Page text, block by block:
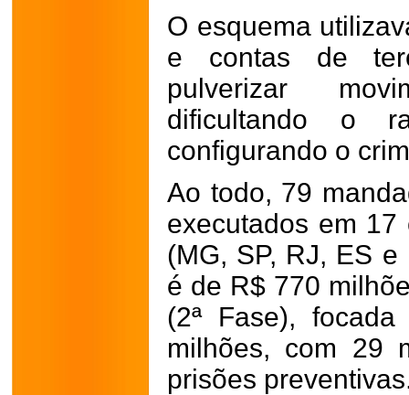
O esquema
e contas de
pulverizar
dificultando o
configurando o
Ao todo, 79
executados em
(MG, SP, RJ, ES
é de R$ 770
(2ª Fase),
milhões, com 29
prisões